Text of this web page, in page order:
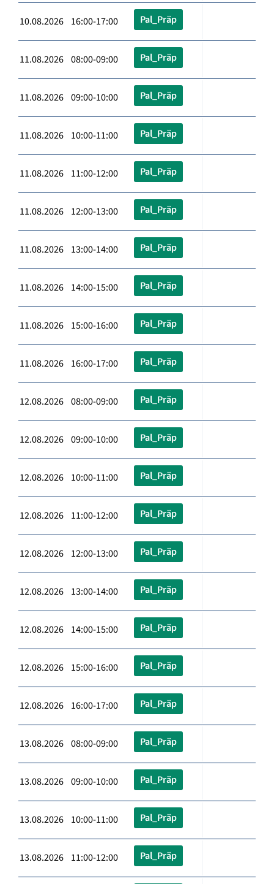
10.08.2026 16:00-17:00 Pal_Präp
11.08.2026 08:00-09:00 Pal_Präp
11.08.2026 09:00-10:00 Pal_Präp
11.08.2026 10:00-11:00 Pal_Präp
11.08.2026 11:00-12:00 Pal_Präp
11.08.2026 12:00-13:00 Pal_Präp
11.08.2026 13:00-14:00 Pal_Präp
11.08.2026 14:00-15:00 Pal_Präp
11.08.2026 15:00-16:00 Pal_Präp
11.08.2026 16:00-17:00 Pal_Präp
12.08.2026 08:00-09:00 Pal_Präp
12.08.2026 09:00-10:00 Pal_Präp
12.08.2026 10:00-11:00 Pal_Präp
12.08.2026 11:00-12:00 Pal_Präp
12.08.2026 12:00-13:00 Pal_Präp
12.08.2026 13:00-14:00 Pal_Präp
12.08.2026 14:00-15:00 Pal_Präp
12.08.2026 15:00-16:00 Pal_Präp
12.08.2026 16:00-17:00 Pal_Präp
13.08.2026 08:00-09:00 Pal_Präp
13.08.2026 09:00-10:00 Pal_Präp
13.08.2026 10:00-11:00 Pal_Präp
13.08.2026 11:00-12:00 Pal_Präp